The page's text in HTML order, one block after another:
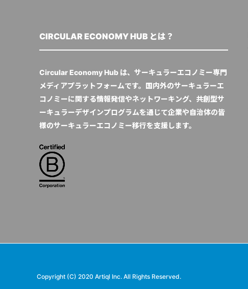
CIRCULAR ECONOMY HUB とは？
Circular Economy Hub は、サーキュラーエコノミー専門
メディアプラットフォームです。国内外のサーキュラーエ
コノミーに関する情報発信やネットワーキング、共創型サ
ーキュラーデザインプログラムを通じて企業や自治体の皆
様のサーキュラーエコノミー移行を支援します。
Copyright (C) 2020 Artiql Inc. All Rights Reserved.